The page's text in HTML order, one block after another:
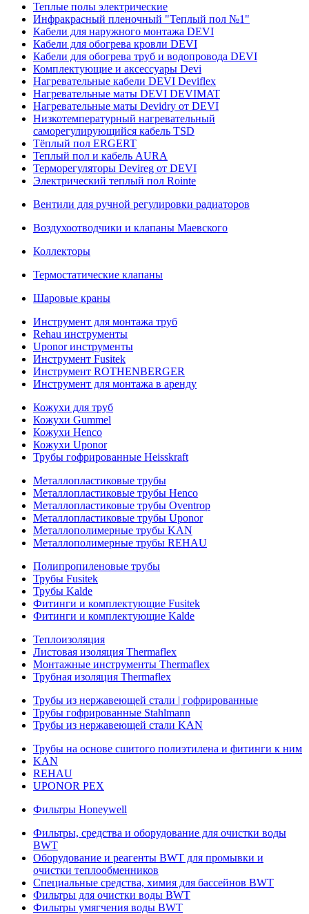
Теплые полы электрические
Инфракрасный пленочный "Теплый пол №1"
Кабели для наружного монтажа DEVI
Кабели для обогрева кровли DEVI
Кабели для обогрева труб и водопровода DEVI
Комплектующие и аксессуары Devi
Нагревательные кабели DEVI Deviflex
Нагревательные маты DEVI DEVIMAT
Нагревательные маты Devidry от DEVI
Низкотемпературный нагревательный
саморегулирующийся кабель TSD
Тёплый пол ERGERT
Теплый пол и кабель AURA
Терморегуляторы Devireg от DEVI
Электрический теплый пол Rointe
Вентили для ручной регулировки радиаторов
Воздухоотводчики и клапаны Маевского
Коллекторы
Термостатические клапаны
Шаровые краны
Инструмент для монтажа труб
Rehau инструменты
Uponor инструменты
Инструмент Fusitek
Инструмент ROTHENBERGER
Инструмент для монтажа в аренду
Кожухи для труб
Кожухи Gummel
Кожухи Henco
Кожухи Uponor
Трубы гофрированные Heisskraft
Металлопластиковые трубы
Металлопластиковые трубы Henco
Металлопластиковые трубы Oventrop
Металлопластиковые трубы Uponor
Металлополимерные трубы KAN
Металлополимерные трубы REHAU
Полипропиленовые трубы
Трубы Fusitek
Трубы Kalde
Фитинги и комплектующие Fusitek
Фитинги и комплектующие Kalde
Теплоизоляция
Листовая изоляция Thermaflex
Монтажные инструменты Thermaflex
Трубная изоляция Thermaflex
Трубы из нержавеющей стали | гофрированные
Трубы гофрированные Stahlmann
Трубы из нержавеющей стали KAN
Трубы на основе сшитого полиэтилена и фитинги к ним
KAN
REHAU
UPONOR PEX
Фильтры Honeywell
Фильтры, средства и оборудование для очистки воды
BWT
Оборудование и реагенты BWT для промывки и
очистки теплообменников
Специальные средства, химия для бассейнов BWT
Фильтры для очистки воды BWT
Фильтры умягчения воды BWT